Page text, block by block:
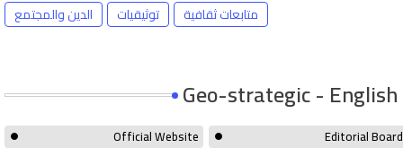
الدين والمجتمع توثيقيات متابعات ثقافية
Geo-strategic - English
Official Website
Editorial Board